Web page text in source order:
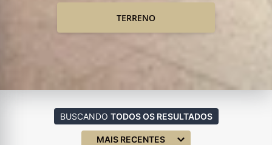
TERRENO
BUSCANDO TODOS OS RESULTADOS
MAIS RECENTES